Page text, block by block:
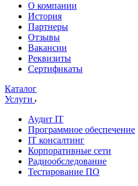
О компании
История
Партнеры
Отзывы
Вакансии
Реквизиты
Сертификаты
Каталог
Услуги
Аудит IT
Программное обеспечение
IT консалтинг
Корпоративные сети
Радиообследование
Тестирование ПО